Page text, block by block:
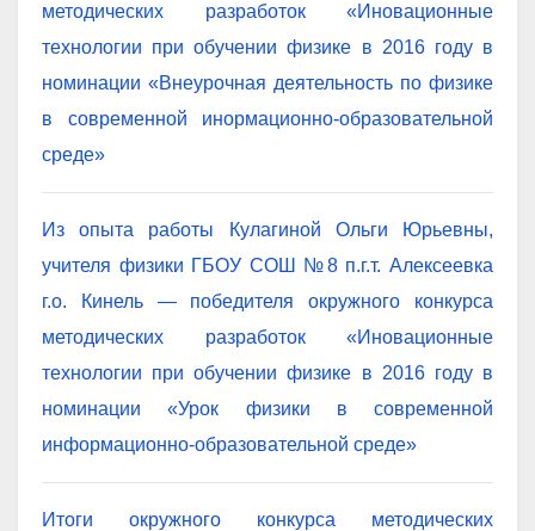
методических разработок «Иновационные
технологии при обучении физике в 2016 году в
номинации «Внеурочная деятельность по физике
в современной инормационно-образовательной
среде»
Из опыта работы Кулагиной Ольги Юрьевны,
учителя физики ГБОУ СОШ №8 п.г.т. Алексеевка
г.о. Кинель — победителя окружного конкурса
методических разработок «Иновационные
технологии при обучении физике в 2016 году в
номинации «Урок физики в современной
информационно-образовательной среде»
Итоги окружного конкурса методических